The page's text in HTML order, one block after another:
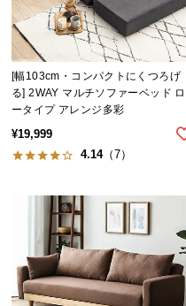
[幅103cm・コンパクトにくつろげ
る] 2WAY マルチソファーベッド ロ
ータイプ アレンジ多彩
¥19,999
4.14（7）